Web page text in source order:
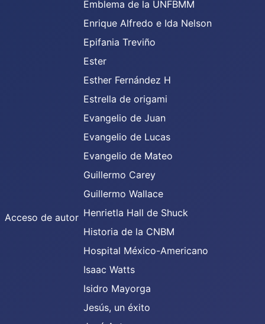
Acceso de autor
Emblema de la UNFBMM
Enrique Alfredo e Ida Nelson
Epifania Treviño
Ester
Esther Fernández H
Estrella de origami
Evangelio de Juan
Evangelio de Lucas
Evangelio de Mateo
Guillermo Carey
Guillermo Wallace
Henrietla Hall de Shuck
Historia de la CNBM
Hospital México-Americano
Isaac Watts
Isidro Mayorga
Jesús, un éxito